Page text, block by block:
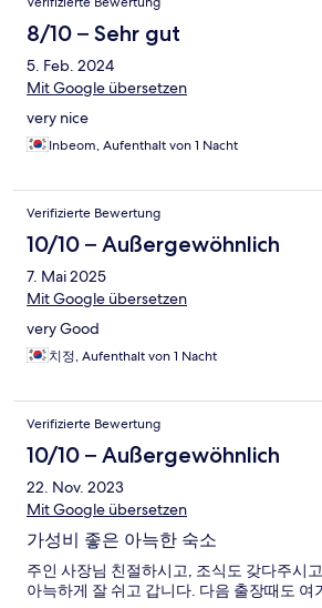
8/10 – Sehr gut
5. Feb. 2024
Mit Google übersetzen
very nice
Inbeom, Aufenthalt von 1 Nacht
Verifizierte Bewertung
10/10 – Außergewöhnlich
7. Mai 2025
Mit Google übersetzen
very Good
치정, Aufenthalt von 1 Nacht
Verifizierte Bewertung
10/10 – Außergewöhnlich
22. Nov. 2023
Mit Google übersetzen
가성비 좋은 아늑한 숙소
주인 사장님 친절하시고, 조식도 갖다주시
아늑하게 잘 쉬고 갑니다. 다음 출장때도 여